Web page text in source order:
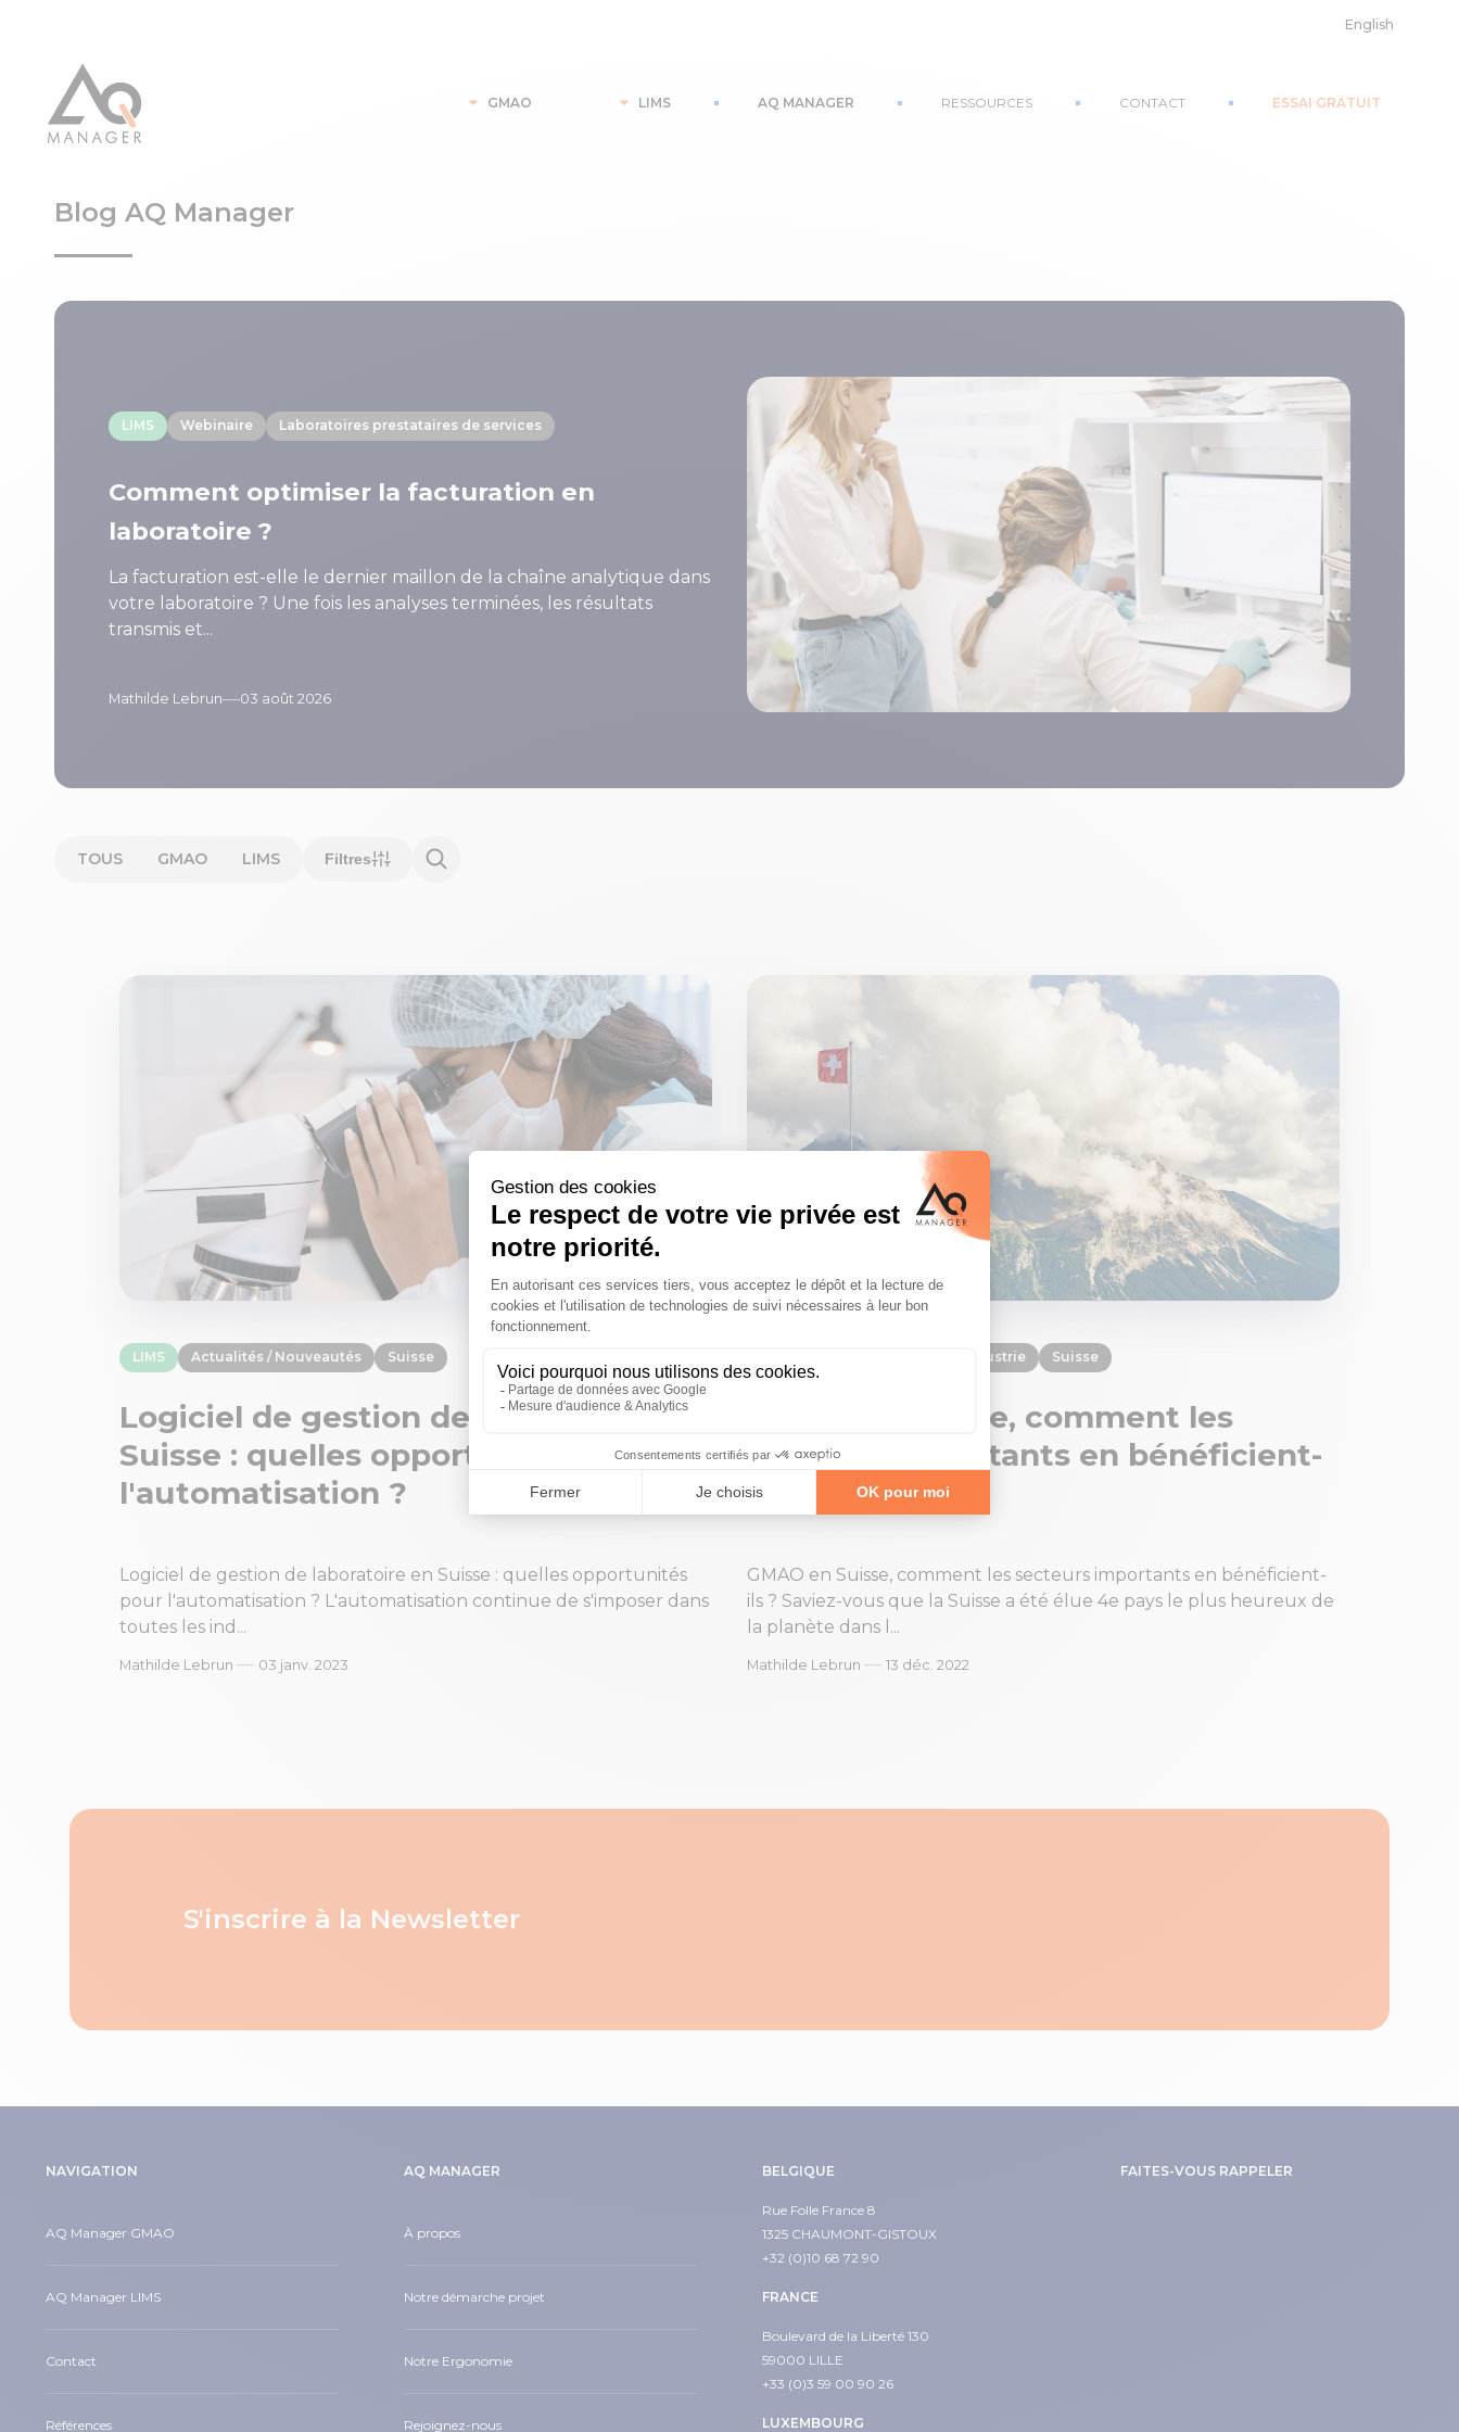
English
GMAO LIMS AQ MANAGER RESSOURCES CONTACT ESSAI GRATUIT
Blog AQ Manager
LIMS Webinaire Laboratoires prestataires de services
Comment optimiser la facturation en
laboratoire ?
La facturation est-elle le dernier maillon de la chaîne analytique dans
votre laboratoire ? Une fois les analyses terminées, les résultats
transmis et...
Mathilde Lebrun—03 août 2026
TOUS GMAO LIMS Filtres
LIMS Actualités / Nouveautés Suisse
Logiciel de gestion de laboratoire en
Suisse : quelles opportunités pour
l'automatisation ?
Logiciel de gestion de laboratoire en Suisse : quelles opportunités
pour l'automatisation ? L'automatisation continue de s'imposer dans
toutes les ind...
Mathilde Lebrun — 03 janv. 2023
Industrie Suisse
GMAO en Suisse, comment les
secteurs importants en bénéficient-
ils ?
GMAO en Suisse, comment les secteurs importants en bénéficient-
ils ? Saviez-vous que la Suisse a été élue 4e pays le plus heureux de
la planète dans l...
Mathilde Lebrun — 13 déc. 2022
S'inscrire à la Newsletter
NAVIGATION
AQ Manager GMAO
AQ Manager LIMS
Contact
Références
AQ MANAGER
À propos
Notre démarche projet
Notre Ergonomie
Rejoignez-nous
BELGIQUE
Rue Folle France 8
1325 CHAUMONT-GISTOUX
+32 (0)10 68 72 90
FRANCE
Boulevard de la Liberté 130
59000 LILLE
+33 (0)3 59 00 90 26
LUXEMBOURG
FAITES-VOUS RAPPELER